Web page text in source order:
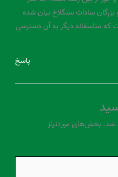
سادات سنگلاخ بیان شده
که متاسفانه دیگر به آن دسترسی
پاسخ
شد. بخش‌های موردنیاز